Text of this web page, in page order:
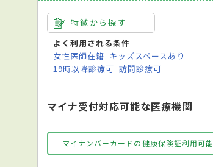
特徴から探す
よく利用される条件
女性医師在籍 キッズスペースあり
19時以降診療可 訪問診療可
マイナ受付対応可能な医療機関
マイナンバーカードの健康保険証利用可能